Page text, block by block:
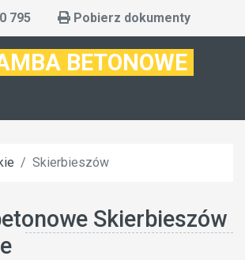
795 Pobierz dokumenty
BETONOWE
Skierbieszów
Skierbieszów